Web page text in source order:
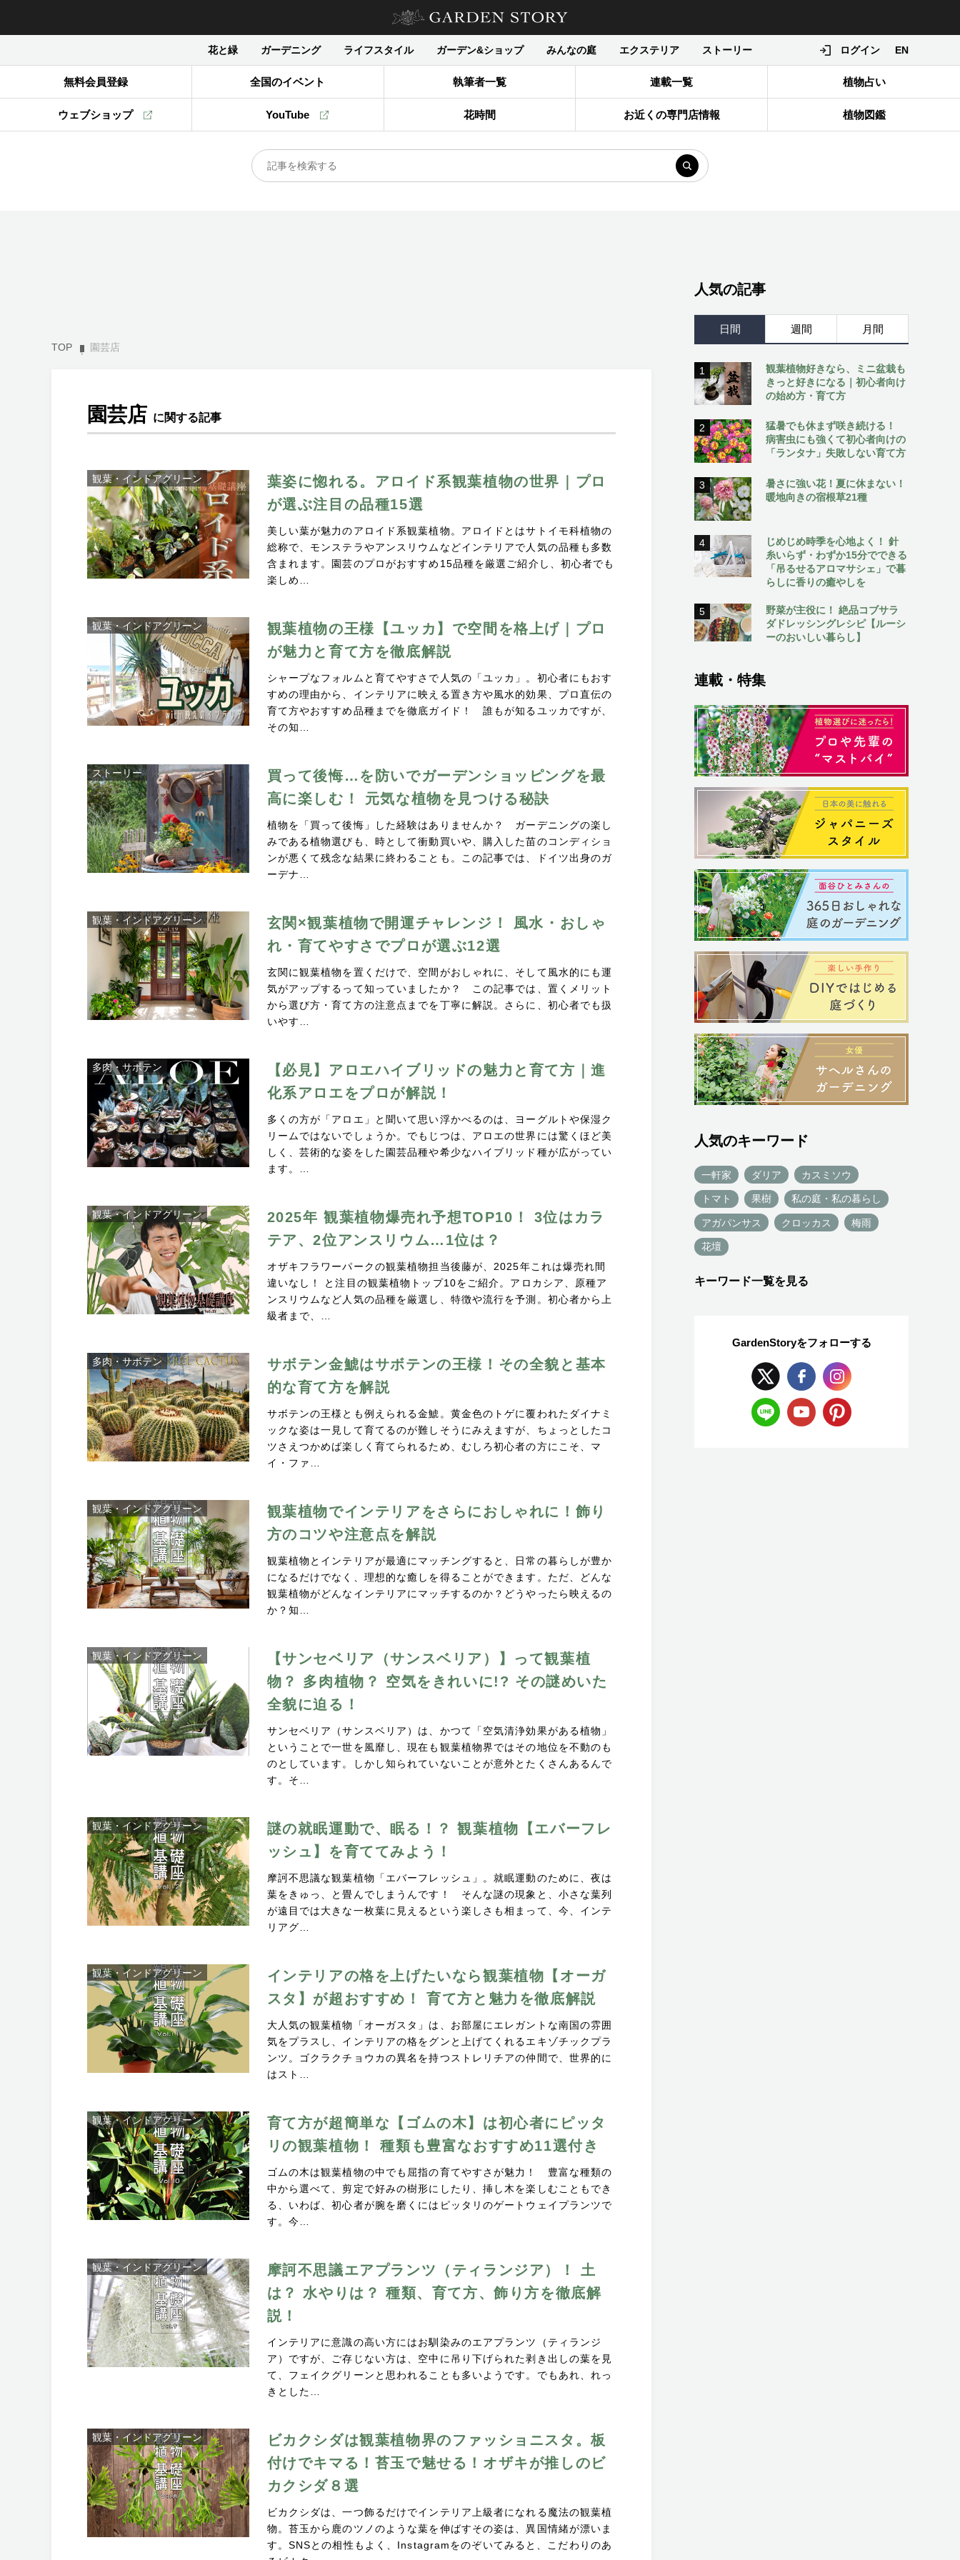
花と緑 ガーデニング ライフスタイル ガーデン&ショップ みんなの庭 エクステリア ストーリー ログイン EN
無料会員登録 全国のイベント 執筆者一覧 連載一覧 植物占い
ウェブショップ YouTube 花時間 お近くの専門店情報 植物図鑑
TOP 園芸店
園芸店 に関する記事
観葉・インドアグリーン
葉姿に惚れる。アロイド系観葉植物の世界｜プロ
が選ぶ注目の品種15選
美しい葉が魅力のアロイド系観葉植物。アロイドとはサトイモ科植物の
総称で、モンステラやアンスリウムなどインテリアで人気の品種も多数
含まれます。園芸のプロがおすすめ15品種を厳選ご紹介し、初心者でも
楽しめ…
観葉・インドアグリーン
観葉植物の王様【ユッカ】で空間を格上げ｜プロ
が魅力と育て方を徹底解説
シャープなフォルムと育てやすさで人気の「ユッカ」。初心者にもおす
すめの理由から、インテリアに映える置き方や風水的効果、プロ直伝の
育て方やおすすめ品種までを徹底ガイド！ 誰もが知るユッカですが、
その知…
ストーリー
買って後悔…を防いでガーデンショッピングを最
高に楽しむ！ 元気な植物を見つける秘訣
植物を「買って後悔」した経験はありませんか？ ガーデニングの楽し
みである植物選びも、時として衝動買いや、購入した苗のコンディショ
ンが悪くて残念な結果に終わることも。この記事では、ドイツ出身のガ
ーデナ…
観葉・インドアグリーン
玄関×観葉植物で開運チャレンジ！ 風水・おしゃ
れ・育てやすさでプロが選ぶ12選
玄関に観葉植物を置くだけで、空間がおしゃれに、そして風水的にも運
気がアップするって知っていましたか？ この記事では、置くメリット
から選び方・育て方の注意点までを丁寧に解説。さらに、初心者でも扱
いやす…
多肉・サボテン
【必見】アロエハイブリッドの魅力と育て方｜進
化系アロエをプロが解説！
多くの方が「アロエ」と聞いて思い浮かべるのは、ヨーグルトや保湿ク
リームではないでしょうか。でもじつは、アロエの世界には驚くほど美
しく、芸術的な姿をした園芸品種や希少なハイブリッド種が広がってい
ます。…
観葉・インドアグリーン
2025年 観葉植物爆売れ予想TOP10！ 3位はカラ
テア、2位アンスリウム…1位は？
オザキフラワーパークの観葉植物担当後藤が、2025年これは爆売れ間
違いなし！ と注目の観葉植物トップ10をご紹介。アロカシア、原種ア
ンスリウムなど人気の品種を厳選し、特徴や流行を予測。初心者から上
級者まで、…
多肉・サボテン
サボテン金鯱はサボテンの王様！その全貌と基本
的な育て方を解説
サボテンの王様とも例えられる金鯱。黄金色のトゲに覆われたダイナミ
ックな姿は一見して育てるのが難しそうにみえますが、ちょっとしたコ
ツさえつかめば楽しく育てられるため、むしろ初心者の方にこそ、マ
イ・ファ…
観葉・インドアグリーン
観葉植物でインテリアをさらにおしゃれに！飾り
方のコツや注意点を解説
観葉植物とインテリアが最適にマッチングすると、日常の暮らしが豊か
になるだけでなく、理想的な癒しを得ることができます。ただ、どんな
観葉植物がどんなインテリアにマッチするのか？どうやったら映えるの
か？知…
観葉・インドアグリーン
【サンセベリア（サンスベリア）】って観葉植
物？ 多肉植物？ 空気をきれいに!? その謎めいた
全貌に迫る！
サンセベリア（サンスベリア）は、かつて「空気清浄効果がある植物」
ということで一世を風靡し、現在も観葉植物界ではその地位を不動のも
のとしています。しかし知られていないことが意外とたくさんあるんで
す。そ…
観葉・インドアグリーン
謎の就眠運動で、眠る！？ 観葉植物【エバーフレ
ッシュ】を育ててみよう！
摩訶不思議な観葉植物「エバーフレッシュ」。就眠運動のために、夜は
葉をきゅっ、と畳んでしまうんです！ そんな謎の現象と、小さな葉列
が遠目では大きな一枚葉に見えるという楽しさも相まって、今、インテ
リアグ…
観葉・インドアグリーン
インテリアの格を上げたいなら観葉植物【オーガ
スタ】が超おすすめ！ 育て方と魅力を徹底解説
大人気の観葉植物「オーガスタ」は、お部屋にエレガントな南国の雰囲
気をプラスし、インテリアの格をグンと上げてくれるエキゾチックプラ
ンツ。ゴクラクチョウカの異名を持つストレリチアの仲間で、世界的に
はスト…
観葉・インドアグリーン
育て方が超簡単な【ゴムの木】は初心者にピッタ
リの観葉植物！ 種類も豊富なおすすめ11選付き
ゴムの木は観葉植物の中でも屈指の育てやすさが魅力！ 豊富な種類の
中から選べて、剪定で好みの樹形にしたり、挿し木を楽しむこともでき
る、いわば、初心者が腕を磨くにはピッタリのゲートウェイプランツで
す。今…
観葉・インドアグリーン
摩訶不思議エアプランツ（ティランジア）！ 土
は？ 水やりは？ 種類、育て方、飾り方を徹底解
説！
インテリアに意識の高い方にはお馴染みのエアプランツ（ティランジ
ア）ですが、ご存じない方は、空中に吊り下げられた剥き出しの葉を見
て、フェイクグリーンと思われることも多いようです。でもあれ、れっ
きとした…
観葉・インドアグリーン
ビカクシダは観葉植物界のファッショニスタ。板
付けでキマる！苔玉で魅せる！オザキが推しのビ
カクシダ８選
ビカクシダは、一つ飾るだけでインテリア上級者になれる魔法の観葉植
物。苔玉から鹿のツノのような葉を伸ばすその姿は、異国情緒が漂いま
す。SNSとの相性もよく、Instagramをのぞいてみると、こだわりのあ
人気の記事
日間 週間 月間
1
観葉植物好きなら、ミニ盆栽も
きっと好きになる｜初心者向け
の始め方・育て方
2
猛暑でも休まず咲き続ける！
病害虫にも強くて初心者向けの
「ランタナ」失敗しない育て方
3
暑さに強い花！夏に休まない！
暖地向きの宿根草21種
4
じめじめ時季を心地よく！ 針
糸いらず・わずか15分でできる
「吊るせるアロマサシェ」で暮
らしに香りの癒やしを
5
野菜が主役に！ 絶品コブサラ
ダドレッシングレシピ【ルーシ
ーのおいしい暮らし】
連載・特集
人気のキーワード
一軒家 ダリア カスミソウ
トマト 果樹 私の庭・私の暮らし
アガパンサス クロッカス 梅雨
花壇
キーワード一覧を見る
GardenStoryをフォローする